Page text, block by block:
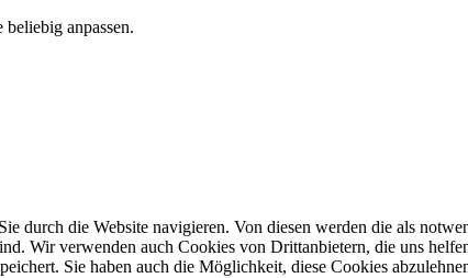
anpassen.
durch die Website navigieren. Von diesen werden die als
Wir verwenden auch Cookies von Drittanbietern, die uns
Sie haben auch die Möglichkeit, diese Cookies